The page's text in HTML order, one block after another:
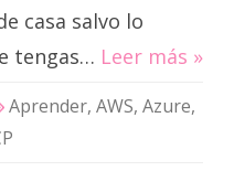
casa salvo lo
tengas… Leer más »
Aprender, AWS, Azure,